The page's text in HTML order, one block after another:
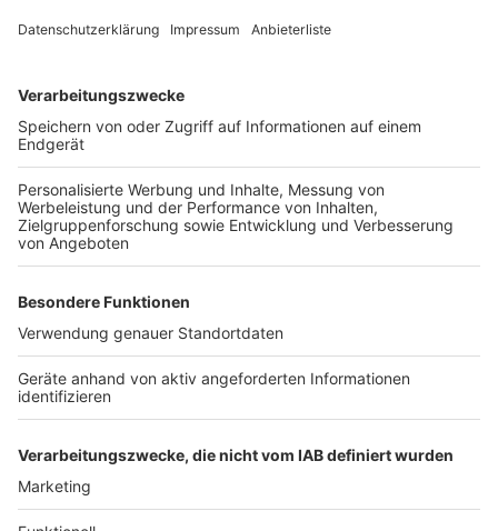
gesperrt. Denn dort werden nachts mit einem
früh. Der Verkehr wird über die Zoobrücke umgeleitet.
Anzeige
Weitere Themen von Rhein und Erft
Warnung vor falschen Polizisten in Hürth und
Frechen
Kölner Dom: Schrein zum Tag der Heiligen Drei
Könige offen
Mehr Babys im Rhein-Erft-Kreis
Anzeige